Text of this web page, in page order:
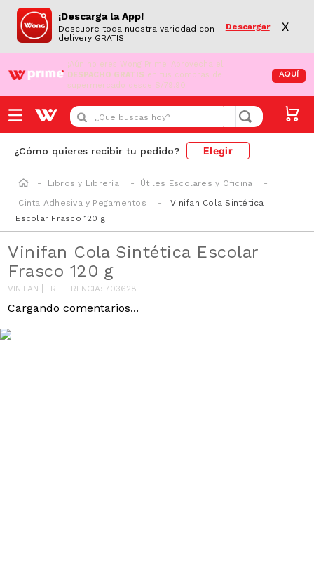
¡Descarga la App!
Descubre toda nuestra variedad con
delivery GRATIS
Descargar X
¡Aún no eres Wong Prime! Aprovecha el
DESPACHO GRATIS en tus compras de
supermercado desde S/79.90
AQUÍ
¿Que buscas hoy?
¿Cómo quieres recibir tu pedido? Elegir
Libros y Librería
Útiles Escolares y Oficina
Cinta Adhesiva y Pegamentos
Vinifan Cola Sintética
Escolar Frasco 120 g
Vinifan Cola Sintética Escolar
Frasco 120 g
VINIFAN REFERENCIA:703628
Cargando comentarios...